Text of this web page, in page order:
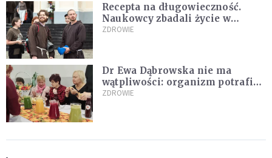
Recepta na długowieczność.
Naukowcy zbadali życie w
klasztorach
ZDROWIE
Dr Ewa Dąbrowska nie ma
wątpliwości: organizm potrafi
leczyć się sam
ZDROWIE